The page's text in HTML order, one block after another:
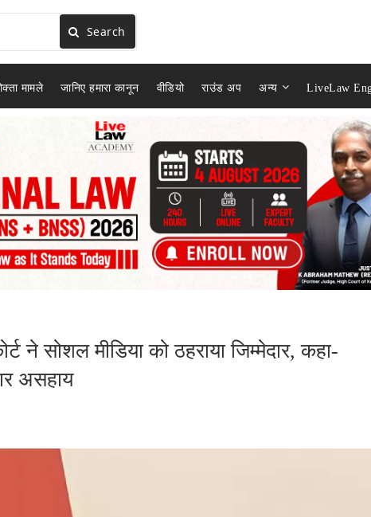
Search
मामले जानिए हमारा कानून वीडियो राउंड अप अन्य LiveLaw
ने सोशल मीडिया को ठहराया जिम्मेदार, कहा-
असहाय